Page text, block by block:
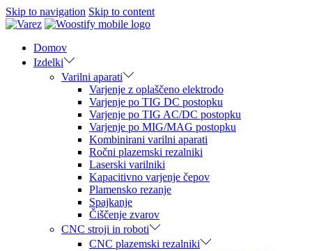
Skip to navigation Skip to content
Domov
Izdelki
Varilni aparati
Varjenje z oplaščeno elektrodo
Varjenje po TIG DC postopku
Varjenje po TIG AC/DC postopku
Varjenje po MIG/MAG postopku
Kombinirani varilni aparati
Ročni plazemski rezalniki
Laserski varilniki
Kapacitivno varjenje čepov
Plamensko rezanje
Spajkanje
Čiščenje zvarov
CNC stroji in roboti
CNC plazemski rezalniki